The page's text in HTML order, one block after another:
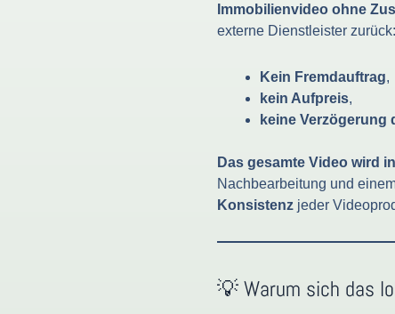
Immobilienvideo ohne
externe Dienstleister zurück:
Kein Fremdauftrag,
kein Aufpreis,
keine Verzögerung
Das gesamte Video wird
Nachbearbeitung und
Konsistenz jeder
💡 Warum sich das